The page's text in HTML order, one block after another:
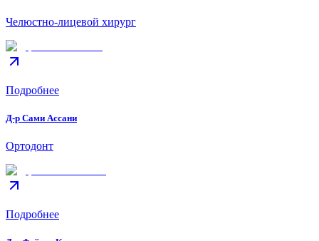
Челюстно-лицевой хирург
Подробнее
Д-р Сами Ассани
Ортодонт
Подробнее